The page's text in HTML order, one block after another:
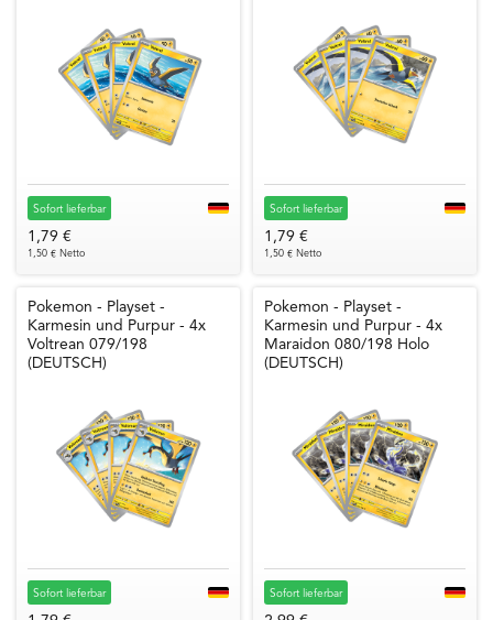
Sofort lieferbar
1,79 €
1,50 € Netto
Sofort lieferbar
1,79 €
1,50 € Netto
Pokemon - Playset -
Karmesin und Purpur - 4x
Voltrean 079/198
(DEUTSCH)
Sofort lieferbar
Pokemon - Playset -
Karmesin und Purpur - 4x
Maraidon 080/198 Holo
(DEUTSCH)
Sofort lieferbar